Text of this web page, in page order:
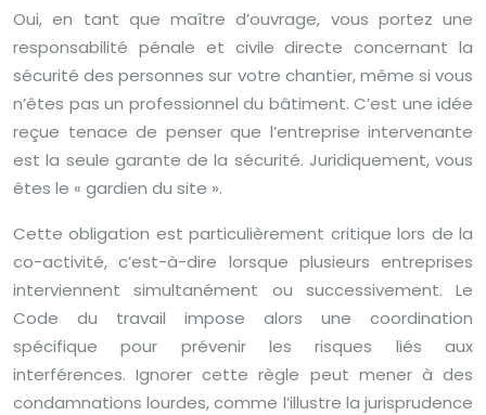
Oui, en tant que maître d’ouvrage, vous portez une
responsabilité pénale et civile directe concernant la
sécurité des personnes sur votre chantier, même si vous
n’êtes pas un professionnel du bâtiment. C’est une idée
reçue tenace de penser que l’entreprise intervenante
est la seule garante de la sécurité. Juridiquement, vous
êtes le « gardien du site ».
Cette obligation est particulièrement critique lors de la
co-activité, c’est-à-dire lorsque plusieurs entreprises
interviennent simultanément ou successivement. Le
Code du travail impose alors une coordination
spécifique pour prévenir les risques liés aux
interférences. Ignorer cette règle peut mener à des
condamnations lourdes, comme l’illustre la jurisprudence